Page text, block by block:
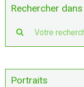
Rechercher
Portraits